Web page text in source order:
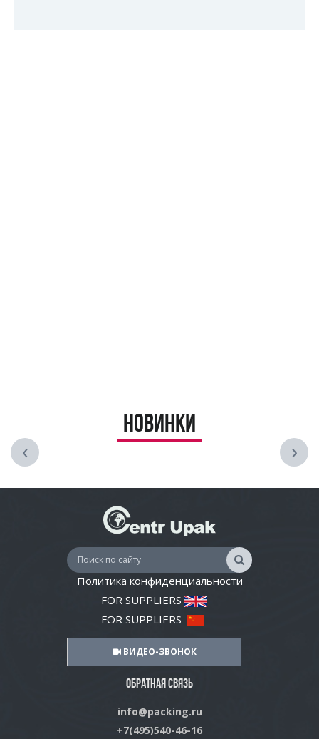
Новинки
‹ ›
Политика конфиденциальности
FOR SUPPLIERS
FOR SUPPLIERS
ВИДЕО-ЗВОНОК
ОБРАТНАЯ СВЯЗЬ
info@packing.ru
+7(495)540-46-16